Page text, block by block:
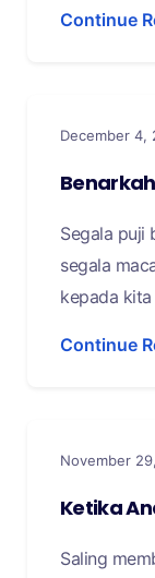
Continue
December 4,
Segala puji
segala
kepada
Continue
November
Ketika
Saling